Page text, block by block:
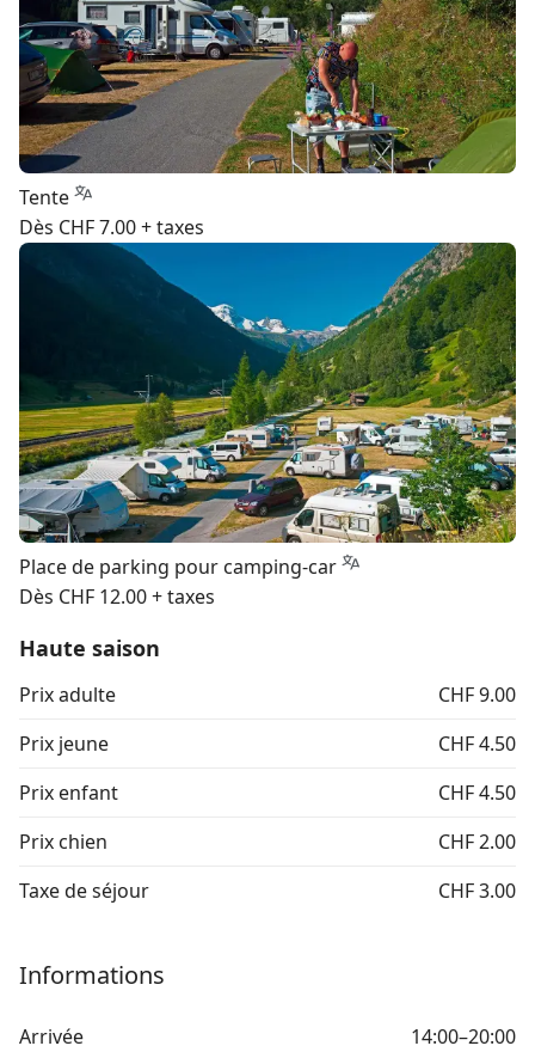
Tente
Dès CHF 7.00 + taxes
Place de parking pour camping-car
Dès CHF 12.00 + taxes
Haute saison
Prix adulte
CHF 9.00
Prix jeune
CHF 4.50
Prix enfant
CHF 4.50
Prix chien
CHF 2.00
Taxe de séjour
CHF 3.00
Informations
Arrivée
14:00–20:00